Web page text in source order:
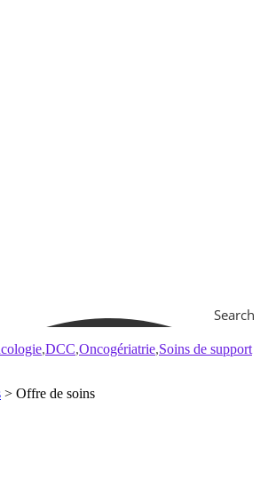
Search
DCC Oncogériatrie Soins de support
> Offre de soins